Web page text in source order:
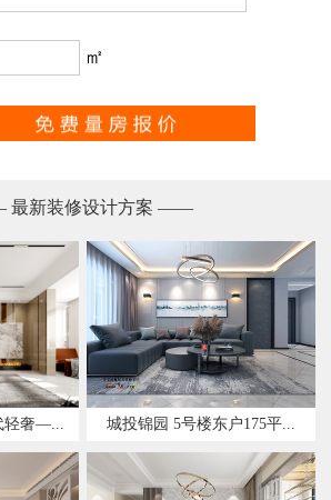
新装修设计方案 ——
轻奢—... 城投锦园 5号楼东户175平...